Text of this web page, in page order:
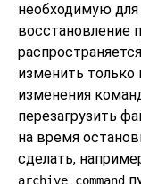
необходимую для
восстановление
изменить только
изменения
перезагрузить
на время
сделать,
archive_command